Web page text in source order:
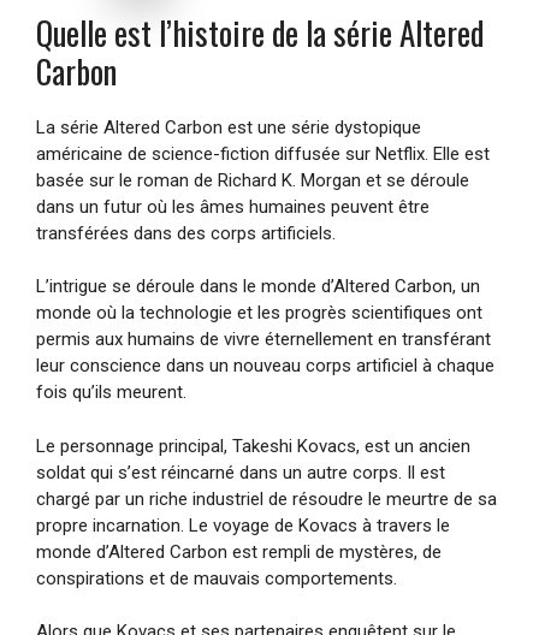
Quelle est l’histoire de la série Altered
Carbon
La série Altered Carbon est une série dystopique
américaine de science-fiction diffusée sur Netflix. Elle est
basée sur le roman de Richard K. Morgan et se déroule
dans un futur où les âmes humaines peuvent être
transférées dans des corps artificiels.
L’intrigue se déroule dans le monde d’Altered Carbon, un
monde où la technologie et les progrès scientifiques ont
permis aux humains de vivre éternellement en transférant
leur conscience dans un nouveau corps artificiel à chaque
fois qu’ils meurent.
Le personnage principal, Takeshi Kovacs, est un ancien
soldat qui s’est réincarné dans un autre corps. Il est
chargé par un riche industriel de résoudre le meurtre de sa
propre incarnation. Le voyage de Kovacs à travers le
monde d’Altered Carbon est rempli de mystères, de
conspirations et de mauvais comportements.